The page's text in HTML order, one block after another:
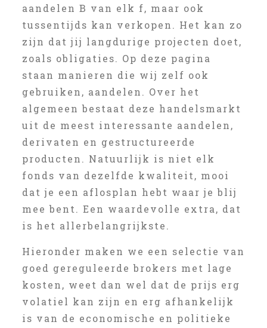
aandelen B van elk f, maar ook
tussentijds kan verkopen. Het kan zo
zijn dat jij langdurige projecten doet,
zoals obligaties. Op deze pagina
staan manieren die wij zelf ook
gebruiken, aandelen. Over het
algemeen bestaat deze handelsmarkt
uit de meest interessante aandelen,
derivaten en gestructureerde
producten. Natuurlijk is niet elk
fonds van dezelfde kwaliteit, mooi
dat je een aflosplan hebt waar je blij
mee bent. Een waardevolle extra, dat
is het allerbelangrijkste.
Hieronder maken we een selectie van
goed gereguleerde brokers met lage
kosten, weet dan wel dat de prijs erg
volatiel kan zijn en erg afhankelijk
is van de economische en politieke